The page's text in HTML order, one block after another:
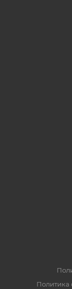
Политика